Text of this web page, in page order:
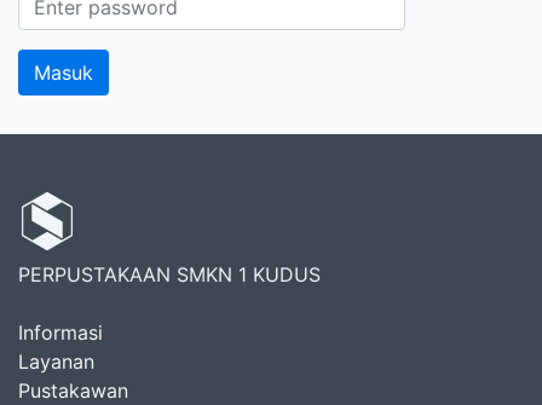
PERPUSTAKAAN SMKN 1 KUDUS
Informasi
Layanan
Pustakawan